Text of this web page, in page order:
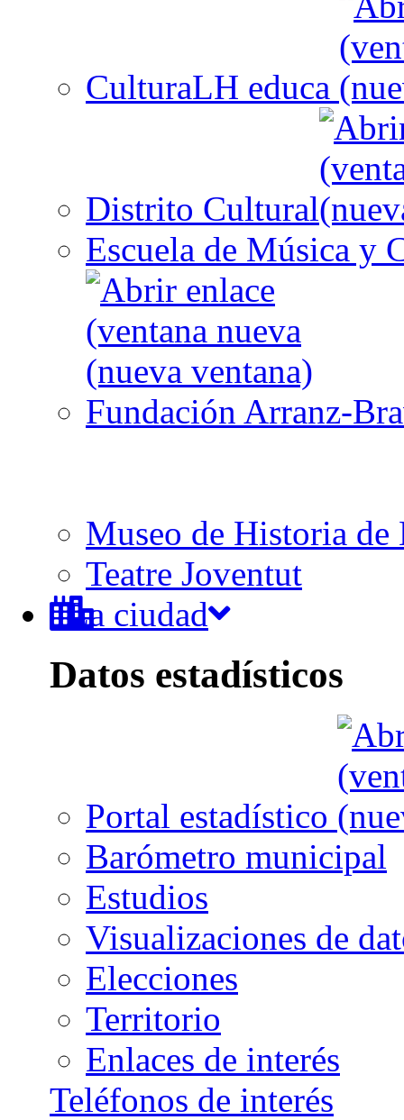
CulturaLH educa
Distrito Cultural
Escuela de Música y
Fundación Arranz-
Museo de Historia de
Teatre Joventut
La ciudad
Datos estadísticos
Portal estadístico
Barómetro municipal
Estudios
Visualizaciones de
Elecciones
Territorio
Enlaces de interés
Teléfonos de interés